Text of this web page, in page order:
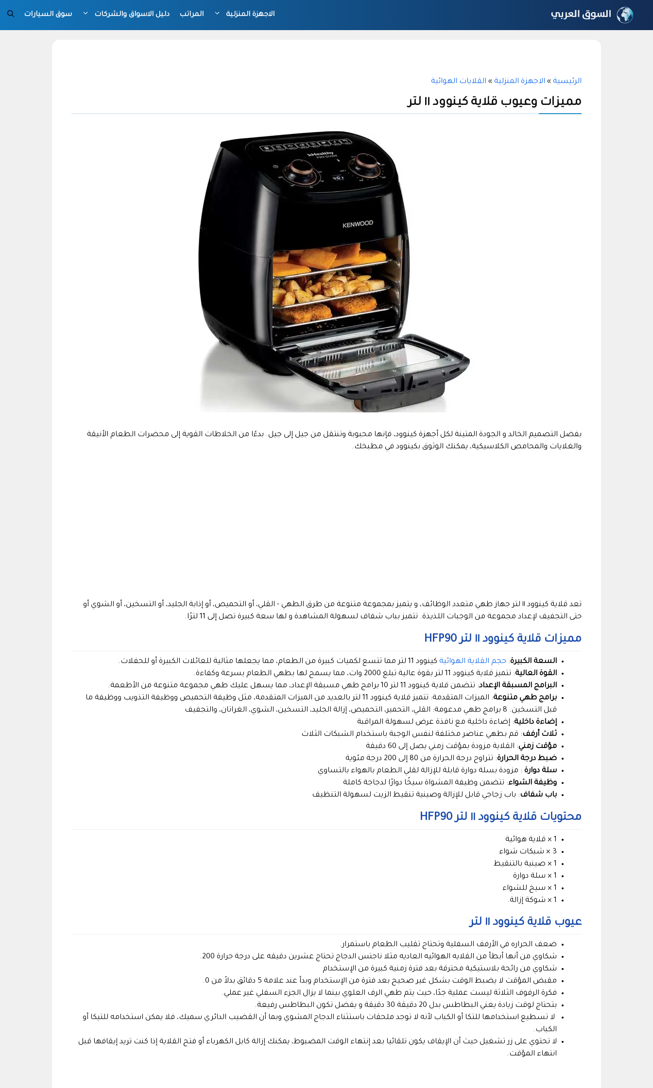
المحتوى
الاجهزة المنزلية المراتب دليل الاسواق والشركات سوق السيارات
الرئيسية » الاجهزة المنزلية » القلايات الهوائية
مميزات وعيوب قلاية كينوود ١١ لتر
بفضل التصميم الخالد و الجودة المتينة لكل أجهزة كينوود، فإنها محبوبة وتنتقل من جيل إلى جيل. بدءًا من الخلاطات القوية إلى محضرات الطعام الأنيقة
والغلايات والمحامص الكلاسيكية، يمكنك الوثوق بكينوود في مطبخك.
تعد قلاية كينوود ١١ لتر جهاز طهي متعدد الوظائف، و يتميز بمجموعة متنوعة من طرق الطهي - القلي، أو التحميص، أو إذابة الجليد، أو التسخين، أو الشوي أو
حتى التجفيف لإعداد مجموعة من الوجبات اللذيذة. تتميز بباب شفاف لسهولة المشاهدة و لها سعة كبيرة تصل إلى 11 لترًا.
مميزات قلاية كينوود ١١ لتر ‎HFP90
السعة الكبيرة: حجم القلاية الهوائية كينوود 11 لتر مما تتسع لكميات كبيرة من الطعام، مما يجعلها مثالية للعائلات الكبيرة أو للحفلات.
القوة العالية: تتميز قلاية كينوود 11 لتر بقوة عالية تبلغ 2000 وات، مما يسمح لها بطهي الطعام بسرعة وكفاءة.
البرامج المسبقة الإعداد: تتضمن قلاية كينوود 11 لتر 10 برامج طهي مسبقة الإعداد، مما يسهل عليك طهي مجموعة متنوعة من الأطعمة.
برامج طهي متنوعة
: الميزات المتقدمة: تتميز قلاية كينوود 11 لتر بالعديد من الميزات المتقدمة، مثل وظيفة التحميص ووظيفة التذويب ووظيفة ما
قبل التسخين. 8 برامج طهي مدعومة: القلي، التحمير، التحميص، إزالة الجليد، التسخين، الشوي، الغراتان، والتجفيف
إضاءة داخلية: إضاءة داخلية مع نافذة عرض لسهولة المراقبة
ثلاث أرفف: قم بطهي عناصر مختلفة لنفس الوجبة باستخدام الشبكات الثلاث
مؤقت زمني: القلاية مزودة بمؤقت زمني يصل إلى 60 دقيقة
ضبط درجة الحرارة: تتراوح درجة الحرارة من 80 إلى 200 درجة مئوية
سلة دوارة : مزودة بسلة دوارة قابلة للإزالة لقلي الطعام بالهواء بالتساوي
وظيفة الشواء: تتضمن وظيفة المشواة سيخًا دوارًا لدجاجة كاملة
باب شفاف: باب زجاجي قابل للإزالة وصينية تنقيط الزيت لسهولة التنظيف
محتويات قلاية كينوود ١١ لتر ‎HFP90
1 × قلاية هوائية
3 × شبكات شواء
1 × صينية بالتنقيط
1 × سلة دوارة
1 × سيخ للشواء
1 × شوكة إزالة.
عيوب قلاية كينوود ١١ لتر
ضعف الحراره في الأرفف السفلية وتحتاج تقليب الطعام باستمرار.
شكاوي من أنها أبطأ من القلايه الهوائيه العاديه مثلا ناجتس الدجاج تحتاج عشرين دقيقه على درجة حرارة 200.
شكاوي من رائحة بلاستيكية محترقة بعد فترة زمنية كبيرة من الإستخدام
مقبض المؤقت لا يضبط الوقت بشكل غير صحيح بعد فترة من الإستخدام وبدأ عند علامة 5 دقائق بدلاً من 0.
فكرة الرفوف الثلاثة ليست عملية جدًا، حيث يتم طهي الرف العلوي بينما لا يزال الجزء السفلي غير عملي.
بتحتاج لوقت زيادة يعني البطاطس بدل 20 دقيقة 30 دقيقة و يفضل تكون البطاطس رفيعة.
لا تسطيع استخدامها للتكا أو الكباب لأنه لا توجد ملحقات باستثناء الدجاج المشوي وبما أن القضيب الدائري سميك، فلا يمكن استخدامه للتيكا أو
الكباب.
لا تحتوي على زر تشغيل حيث أن الإيقاف يكون تلقائيا بعد إنتهاء الوقت المضبوط، يمكنك إزالة كابل الكهرباء أو فتح القلاية إذا كنت تريد إيقافها قبل
انتهاء المؤقت.